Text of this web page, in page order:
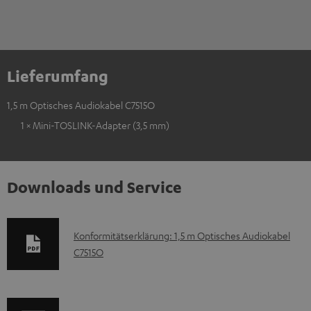
Lieferumfang
1,5 m Optisches Audiokabel C7515O
1 × Mini-TOSLINK-Adapter (3,5 mm)
Downloads und Service
D
o
Konformitätserklärung: 1,5 m Optisches Audiokabel
C7515O